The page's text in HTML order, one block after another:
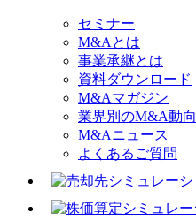
セミナー
M&Aとは
事業承継とは
資料ダウンロード
M&Aマガジン
業界別のM&A動向
M&Aニュース
よくあるご質問